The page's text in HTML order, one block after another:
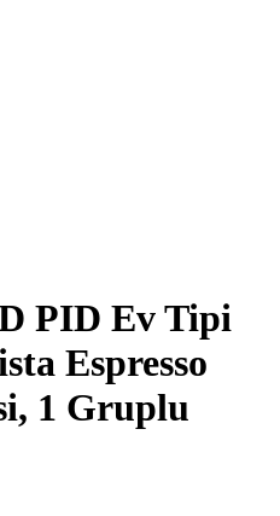
PID Ev Tipi
Espresso
1 Gruplu